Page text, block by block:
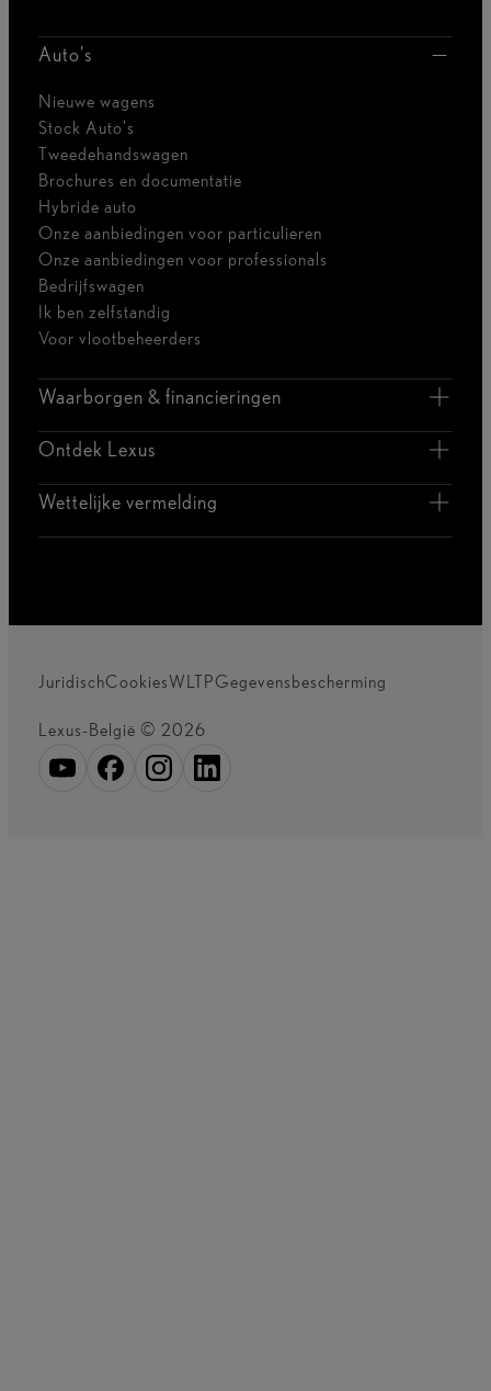
Auto's
Nieuwe wagens
Stock Auto's
Tweedehandswagen
Brochures en documentatie
Hybride auto
Onze aanbiedingen voor particulieren
Onze aanbiedingen voor professionals
Bedrijfswagen
Ik ben zelfstandig
Voor vlootbeheerders
Waarborgen & financieringen
Ontdek Lexus
Wettelijke vermelding
JuridischCookiesWLTPGegevensbescherming
Lexus-België © 2026